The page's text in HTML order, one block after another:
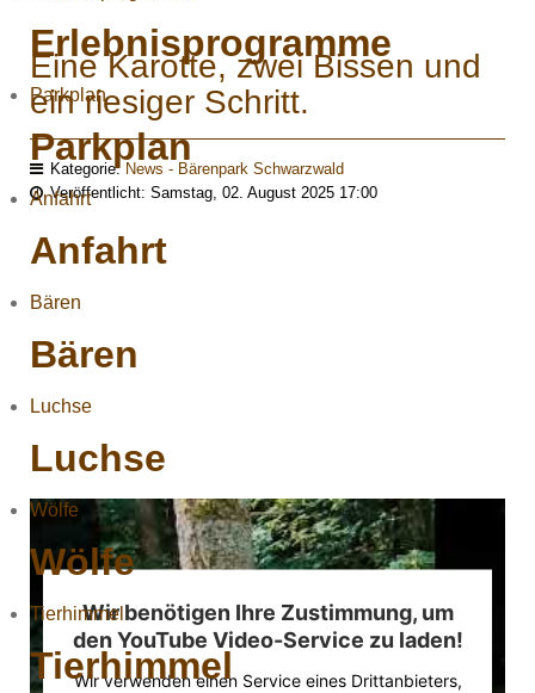
Erlebnisprogramme
Parkplan
Parkplan
Anfahrt
Anfahrt
Bären
Bären
Luchse
Luchse
Wölfe
Wölfe
Tierhimmel
Tierhimmel
Eine Karotte, zwei Bissen und
ein riesiger Schritt.
Kategorie: News - Bärenpark Schwarzwald
Veröffentlicht: Samstag, 02. August 2025 17:00
Wir benötigen Ihre Zustimmung, um
den YouTube Video-Service zu laden!
Wir verwenden einen Service eines Drittanbieters,